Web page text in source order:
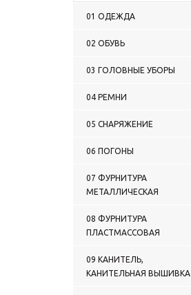
01 ОДЕЖДА
02 ОБУВЬ
03 ГОЛОВНЫЕ УБОРЫ
04 РЕМНИ
05 СНАРЯЖЕНИЕ
06 ПОГОНЫ
07 ФУРНИТУРА
МЕТАЛЛИЧЕСКАЯ
08 ФУРНИТУРА
ПЛАСТМАССОВАЯ
09 КАНИТЕЛЬ,
КАНИТЕЛЬНАЯ ВЫШИВКА